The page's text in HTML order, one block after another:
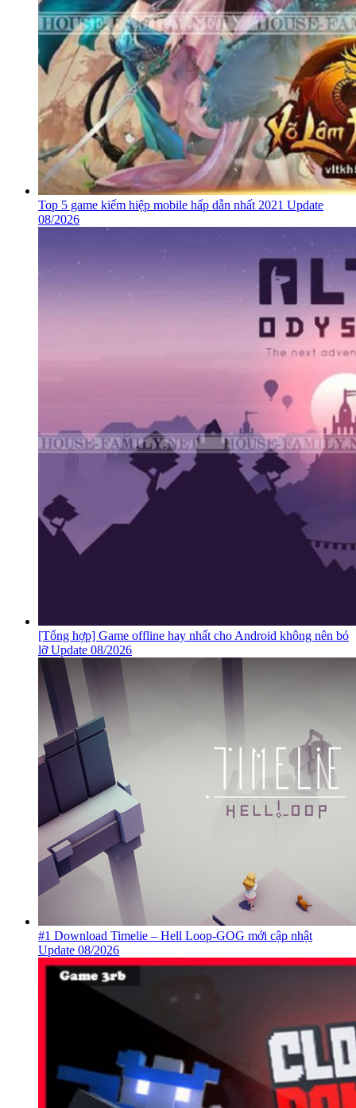
Top 5 game kiếm hiệp mobile hấp dẫn nhất 2021 Update
08/2026
[Tổng hợp] Game offline hay nhất cho Android không nên bỏ
lỡ Update 08/2026
#1 Download Timelie – Hell Loop-GOG mới cập nhật
Update 08/2026